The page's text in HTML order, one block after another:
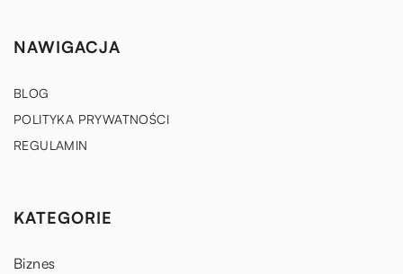
NAWIGACJA
BLOG
POLITYKA PRYWATNOŚCI
REGULAMIN
KATEGORIE
Biznes